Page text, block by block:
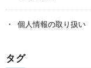
個人情報の取り扱い
タグ